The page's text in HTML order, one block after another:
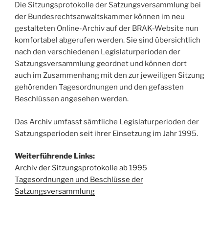
Die Sitzungsprotokolle der Satzungsversammlung bei
der Bundesrechtsanwaltskammer können im neu
gestalteten Online-Archiv auf der BRAK-Website nun
komfortabel abgerufen werden. Sie sind übersichtlich
nach den verschiedenen Legislaturperioden der
Satzungsversammlung geordnet und können dort
auch im Zusammenhang mit den zur jeweiligen Sitzung
gehörenden Tagesordnungen und den gefassten
Beschlüssen angesehen werden.
Das Archiv umfasst sämtliche Legislaturperioden der
Satzungsperioden seit ihrer Einsetzung im Jahr 1995.
Weiterführende Links:
Archiv der Sitzungsprotokolle ab 1995
Tagesordnungen und Beschlüsse der
Satzungsversammlung